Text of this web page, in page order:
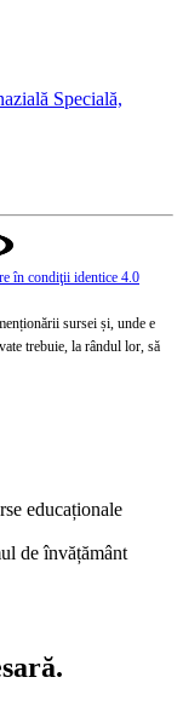
Specială,
în condiţii identice 4.0
sursei și, unde e
trebuie, la rândul lor, să
educaționale
de învățământ